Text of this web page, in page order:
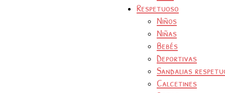
Respetuoso
Niños
Niñas
Bebés
Deportivas
Sandalias
Calcetines